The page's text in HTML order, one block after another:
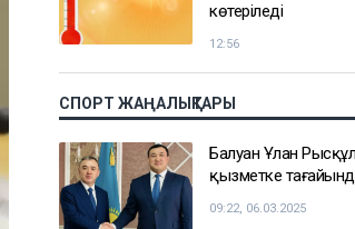
көтеріледі
12:56
СПОРТ ЖАҢАЛЫҚТАРЫ
Балуан Ұлан
қызметке
09:22, 06.03.2025